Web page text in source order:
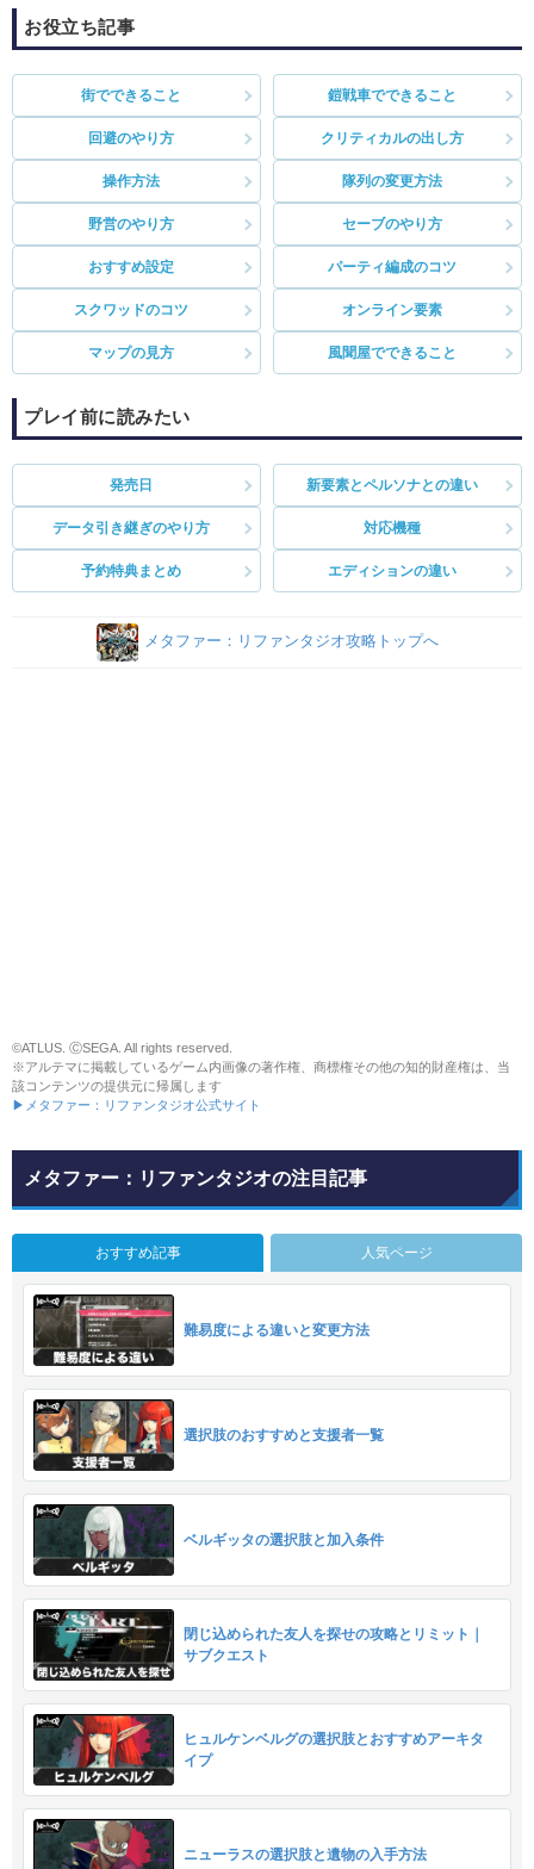
お役立ち記事
街でできること 鎧戦車でできること
回避のやり方 クリティカルの出し方
操作方法 隊列の変更方法
野営のやり方 セーブのやり方
おすすめ設定 パーティ編成のコツ
スクワッドのコツ オンライン要素
マップの見方 風聞屋でできること
プレイ前に読みたい
発売日 新要素とペルソナとの違い
データ引き継ぎのやり方 対応機種
予約特典まとめ エディションの違い
メタファー：リファンタジオ攻略トップへ
©ATLUS. ⒸSEGA. All rights reserved.
※アルテマに掲載しているゲーム内画像の著作権、商標権その他の知的財産権は、当
該コンテンツの提供元に帰属します
▶メタファー：リファンタジオ公式サイト
メタファー：リファンタジオの注目記事
おすすめ記事 人気ページ
難易度による違いと変更方法
選択肢のおすすめと支援者一覧
ベルギッタの選択肢と加入条件
閉じ込められた友人を探せの攻略とリミット｜
サブクエスト
ヒュルケンベルグの選択肢とおすすめアーキタ
イプ
ニューラスの選択肢と遺物の入手方法